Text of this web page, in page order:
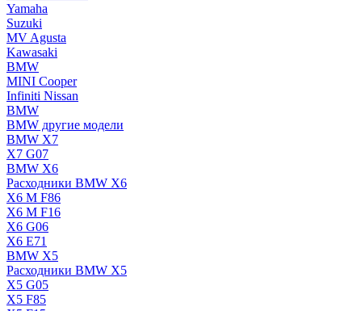
Yamaha
Suzuki
MV Agusta
Kawasaki
BMW
MINI Cooper
Infiniti Nissan
BMW
BMW другие модели
BMW X7
X7 G07
BMW X6
Расходники BMW X6
X6 M F86
X6 M F16
X6 G06
X6 E71
BMW X5
Расходники BMW X5
X5 G05
X5 F85